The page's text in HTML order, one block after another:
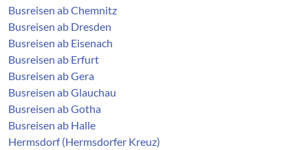
99817 Eisenach - Uferstr., Parkplatz ggü. Parkhaus "Zum
alten Straßenbahndepot"
kostenlos
Zustieg:
99734 Nordhausen - Busbhf. / Bahnhofsvorplatz,
Haltestelle 8
Preis: ab 39,00 €
Busreisen ab Chemnitz
Busreisen ab Dresden
Busreisen ab Eisenach
Busreisen ab Erfurt
Busreisen ab Gera
Busreisen ab Glauchau
Busreisen ab Gotha
Busreisen ab Halle
Hermsdorf (Hermsdorfer Kreuz)